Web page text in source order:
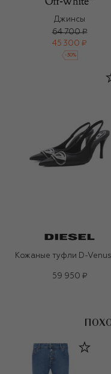
Джинсы
64 700 ₽
45 300 ₽
-30%
Кожаные туфли D-
59 950 ₽